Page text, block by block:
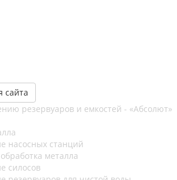
сайта
насосных станций
металла
силосов